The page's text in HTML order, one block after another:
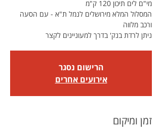
המסלול המלא מירושלים לנמל ת"א - עם הסעה
ניתן לרדת בנק' בדרך למעוניינים לקצר
הרישום נסגר
אירועים אחרים
זמן ומיקום